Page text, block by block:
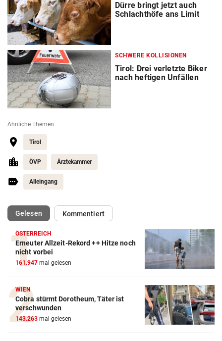
Dürre bringt jetzt auch
Schlachthöfe ans Limit
SCHWERE KOLLISIONEN
Tirol: Drei verletzte Biker
nach heftigen Unfällen
Ähnliche Themen
Tirol
ÖVP Ärztekammer
Alleingang
Gelesen(ausgewählt)Kommentiert
ÖSTERREICH
Erneuter Allzeit-Rekord ++ Hitze noch
nicht vorbei
161.947 mal gelesen
WIEN
Cobra stürmt Dorotheum, Täter ist
verschwunden
143.263 mal gelesen